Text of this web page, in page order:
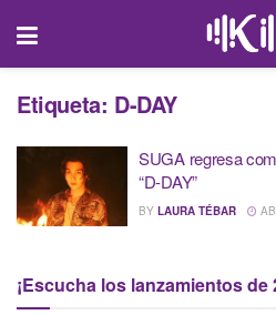
Etiqueta: D-DAY
SUGA regresa
“D-DAY”
BY LAURA TÉBAR
¡Escucha los lanzamientos de